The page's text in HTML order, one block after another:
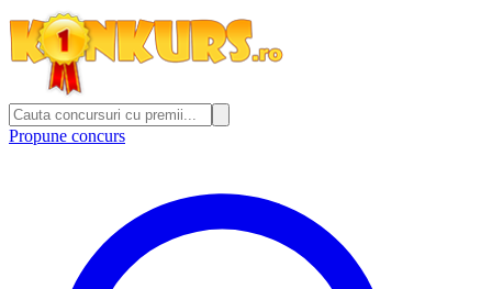
Propune concurs